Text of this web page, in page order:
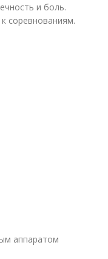
и боль.
соревнованиям.
аппаратом